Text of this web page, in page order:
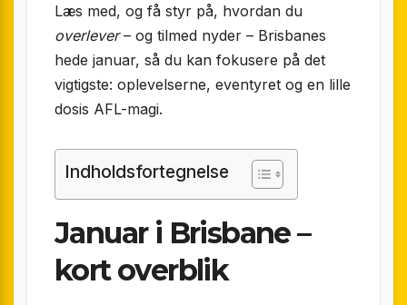
Læs med, og få styr på, hvordan du
overlever– og tilmed nyder – Brisbanes
hede januar, så du kan fokusere på det
vigtigste: oplevelserne, eventyret og en lille
dosis AFL-magi.
Indholdsfortegnelse
Januar i Brisbane –
kort overblik